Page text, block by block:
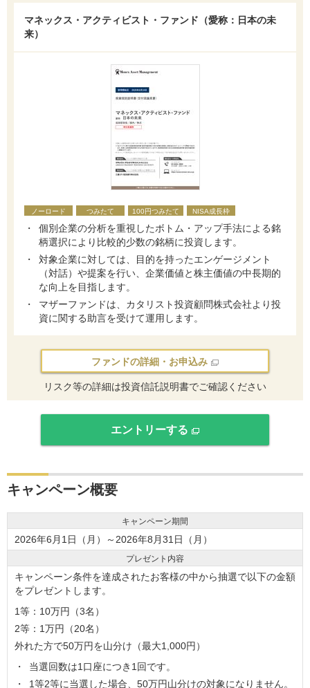
マネックス・アクティビスト・ファンド（愛称：日本の未
来）
ノーロード つみたて 100円つみたて NISA成長枠
個別企業の分析を重視したボトム・アップ手法による銘
柄選択により比較的少数の銘柄に投資します。
対象企業に対しては、目的を持ったエンゲージメント
（対話）や提案を行い、企業価値と株主価値の中長期的
な向上を目指します。
マザーファンドは、カタリスト投資顧問株式会社より投
資に関する助言を受けて運用します。
ファンドの詳細・お申込み
リスク等の詳細は投資信託説明書でご確認ください
エントリーする
キャンペーン概要
キャンペーン期間
2026年6月1日（月）～2026年8月31日（月）
プレゼント内容
キャンペーン条件を達成されたお客様の中から抽選で以下の金額
をプレゼントします。
1等：10万円（3名）
2等：1万円（20名）
外れた方で50万円を山分け（最大1,000円）
当選回数は1口座につき1回です。
1等2等に当選した場合、50万円山分けの対象になりません。